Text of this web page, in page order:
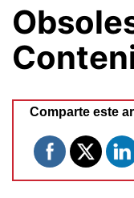
Comparte este